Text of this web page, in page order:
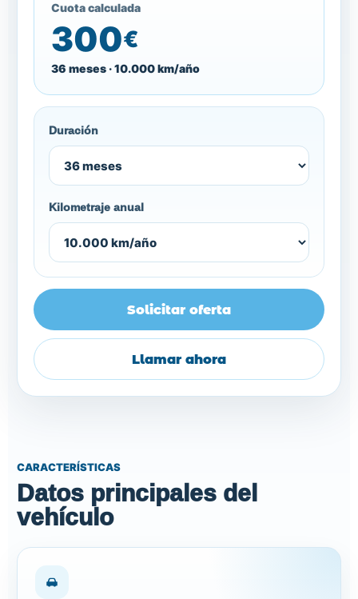
Cuota calculada
300€
36 meses · 10.000 km/año
Duración
Kilometraje anual
Solicitar oferta
Llamar ahora
CARACTERÍSTICAS
Datos principales del
vehículo